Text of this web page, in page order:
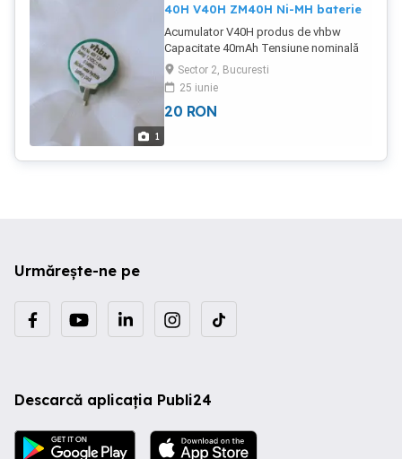
1
40H V40H ZM40H Ni-MH baterie
Acumulator V40H produs de vhbw
Capacitate 40mAh Tensiune nominală
1,2V Chimie: Ni-MH, NiMH Acumulatorul
este NOU, sigilat. Se poate folosi pentru
a înlocui acumulatorul din timerele de
priza digitale, prize programabile, priza
Sector 2, Bucuresti
25 iunie
20 RON
Urmărește-ne pe
Descarcă aplicația Publi24